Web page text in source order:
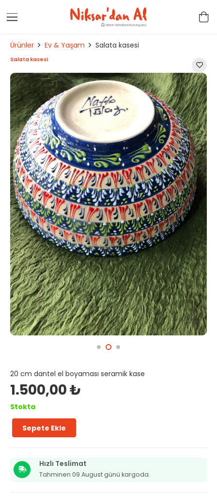
Ürünler Ev & Yaşam Salata kasesi
Salata kasesi
20 cm dantel el boyaması seramik kase
1.500,00₺
Stokta
SalataSepete Ekle
Hızlı Teslimat
Tahminen 09 August günü kargoda.